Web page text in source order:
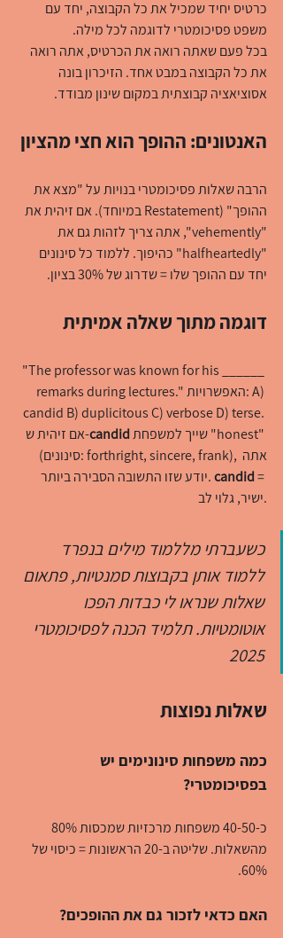
כרטיס יחיד שמכיל את כל הקבוצה, יחד עם
משפט פסיכומטרי לדוגמה לכל מילה.
בכל פעם שאתה רואה את הכרטיס, אתה רואה
את כל הקבוצה במבט אחד. הזיכרון בונה
אסוציאציה קבוצתית במקום שינון מבודד.
האנטונים: ההופך הוא חצי מהציון
הרבה שאלות פסיכומטרי בנויות על "מצא את
ההופך" (Restatement במיוחד). אם זיהית את
"vehemently", אתה צריך לזהות גם את
"halfheartedly" כהיפוך. ללמוד כל סינונים
יחד עם ההופך שלו = שדרוג של 30% בציון.
דוגמה מתוך שאלה אמיתית
"The professor was known for his ______
remarks during lectures." האפשרויות: A)
candid B) duplicitous C) verbose D) terse.
אם זיהית ש-candid
(סינונים: forthright, sincere, frank), אתה
יודע שזו התשובה הסבירה ביותר. candid =
ישיר, גלוי לב.
כשעברתי מללמוד מילים בנפרד
ללמוד אותן בקבוצות סמנטיות, פתאום
שאלות שנראו לי כבדות הפכו
אוטומטיות. תלמיד הכנה לפסיכומטרי
2025
שאלות נפוצות
כמה משפחות סינונימים יש
בפסיכומטרי?
מהשאלות. שליטה ב-20 הראשונות = כיסוי של
60%.
האם כדאי לזכור גם את ההופכים?